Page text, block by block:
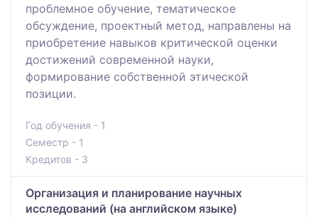
проблемное обучение, тематическое
обсуждение, проектный метод, направлены на
приобретение навыков критической оценки
достижений современной науки,
формирование собственной этической
позиции.
Год обучения - 1
Семестр - 1
Кредитов - 3
Организация и планирование научных
исследований (на английском языке)